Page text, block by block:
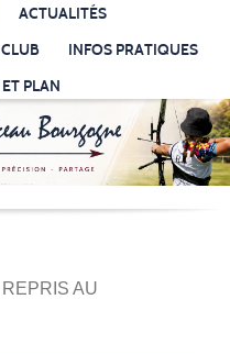
ACTUALITÉS
INFOS PRATIQUES
PLAN
AU